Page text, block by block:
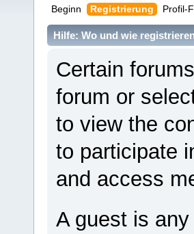
Beginn Registrierung Profil-
Hilfe: Wo und wie
Certain
forum or
to view the
to participate
and access
A guest is